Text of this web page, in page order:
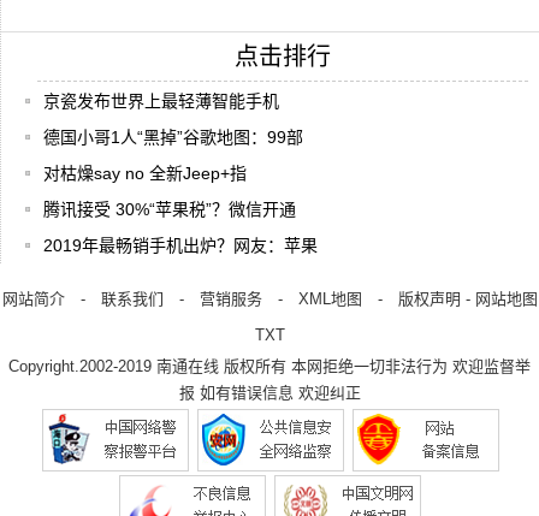
点击排行
京瓷发布世界上最轻薄智能手机
德国小哥1人“黑掉”谷歌地图：99部
对枯燥say no 全新Jeep+指
腾讯接受 30%“苹果税”？微信开通
2019年最畅销手机出炉？网友：苹果
网站简介- 联系我们 - 营销服务- XML地图 - 版权声明 - 网站地图
TXT
Copyright.2002-2019 南通在线 版权所有 本网拒绝一切非法行为 欢迎监督举
报 如有错误信息 欢迎纠正